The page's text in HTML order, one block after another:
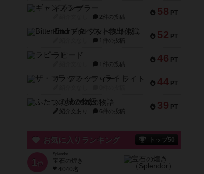
58 PT
ギャンブラー
2件の投稿
52 PT
Bitter End ブタペスト救出作戦
1件の投稿
46 PT
ラピード
1件の投稿
44 PT
ザ・フラッフィー・ライト
39 PT
ふたつの城の物語
紹介文あり 6件の投稿
お気に入りランキング トップ50
1 位
宝石の煌き
4040名